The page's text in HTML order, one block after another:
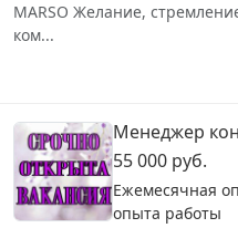
MARSO Желание,
ком...
Менеджер
55 000 руб.
Ежемесячная
опыта работы